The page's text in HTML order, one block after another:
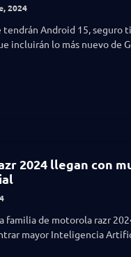
2024
tendrán Android 15, seguro
incluirán lo más nuevo de
2024 llegan con
familia de motorola razr
mayor Inteligencia